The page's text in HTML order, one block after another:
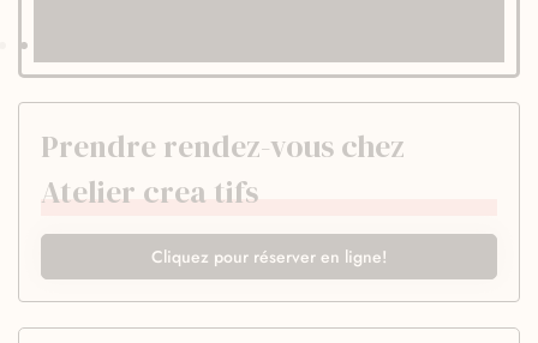
Prendre rendez-vous chez
Atelier crea tifs
Cliquez pour réserver en ligne!